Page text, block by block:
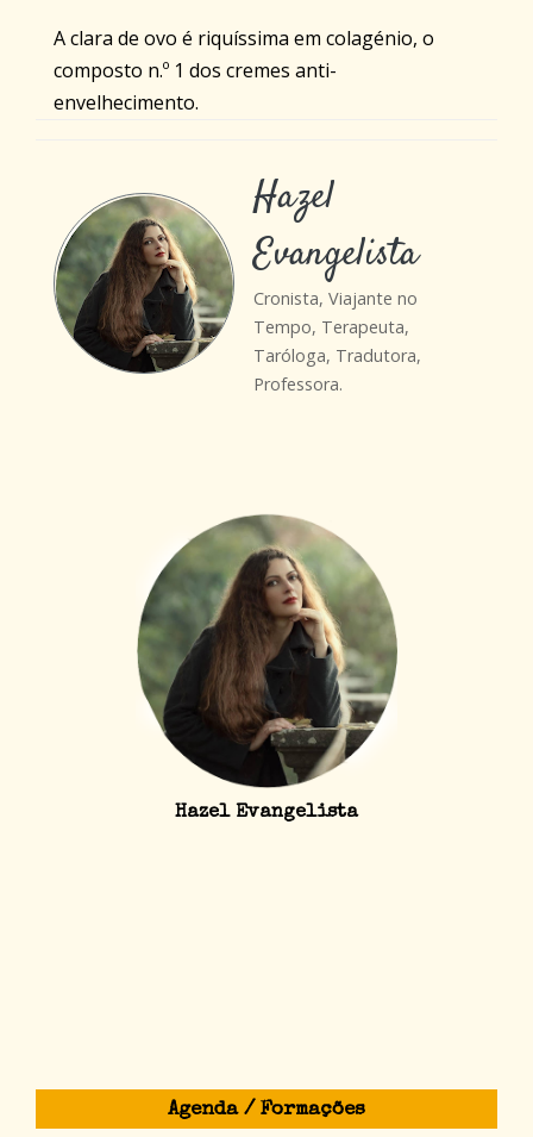
A clara de ovo é riquíssima em colagénio, o
composto n.º 1 dos cremes anti-
envelhecimento.
Hazel
Evangelista
Cronista, Viajante no
Tempo, Terapeuta,
Taróloga, Tradutora,
Professora.
Hazel Evangelista
Agenda / Formações